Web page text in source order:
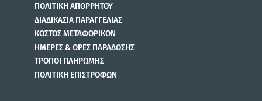
ΠΟΛΙΤΙΚΗ ΑΠΟΡΡΗΤΟΥ
ΔΙΑΔΙΚΑΣΙΑ ΠΑΡΑΓΓΕΛΙΑΣ
ΚΟΣΤΟΣ ΜΕΤΑΦΟΡΙΚΩΝ
ΗΜΕΡΕΣ & ΩΡΕΣ ΠΑΡΑΔΟΣΗΣ
ΤΡΟΠΟΙ ΠΛΗΡΩΜΗΣ
ΠΟΛΙΤΙΚΗ ΕΠΙΣΤΡΟΦΩΝ